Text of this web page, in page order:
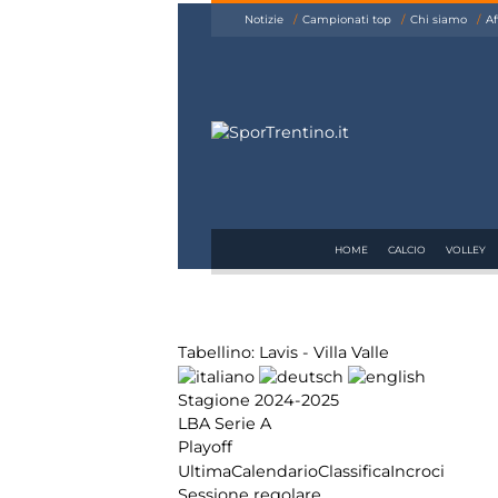
Notizie Campionati top Chi siamo
HOME CALCIO VOLLEY
Tabellino: Lavis - Villa Valle
Stagione 2024-2025
LBA Serie A
Playoff
UltimaCalendarioClassificaIncroci